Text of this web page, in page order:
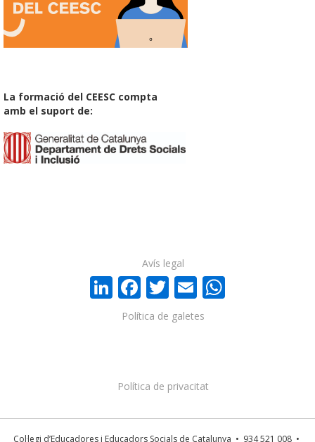
La formació del CEESC compta
amb el suport de:
LinkedIn
Facebook
Twitter
Email
Col·legi d’Educadores i Educadors Socials de Catalunya • 934 521 008 •
Política de privacitat
Política de galetes
Avís legal